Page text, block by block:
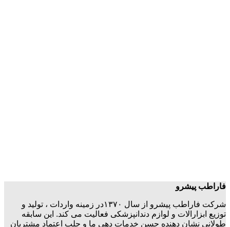
فاراطب پیشرو
شرکت فاراطب پیشرو از سال ۱۳۷۰در زمینه واردات ، تولید و
توزیع ابزارالات و لوازم دندانپزشکی فعالیت می کند. این سابقه
طولانی نشان دهنده حسن خدمات دهی ما و جلب اعتماد مشتریان